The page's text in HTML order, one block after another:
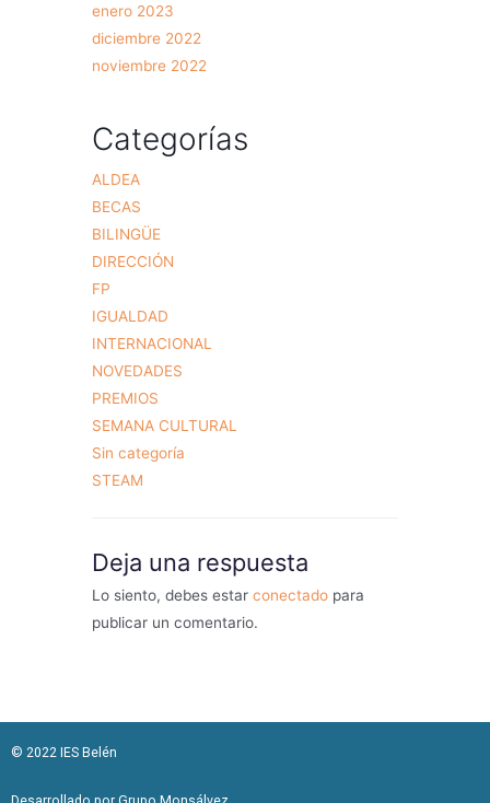
enero 2023
diciembre 2022
noviembre 2022
Categorías
ALDEA
BECAS
BILINGÜE
DIRECCIÓN
FP
IGUALDAD
INTERNACIONAL
NOVEDADES
PREMIOS
SEMANA CULTURAL
Sin categoría
STEAM
Deja una respuesta
Lo siento, debes estar conectado para
publicar un comentario.
© 2022 IES Belén